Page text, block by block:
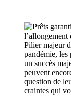
Pilier majeur
pandémie, les
un succès
peuvent
question de
craintes qui